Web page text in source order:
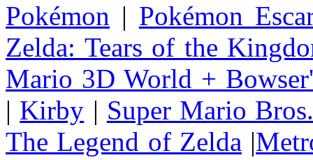
Pokémon | Pokémon
Zelda: Tears of the
Mario 3D World +
| Kirby | Super Mario
The Legend of Zelda |